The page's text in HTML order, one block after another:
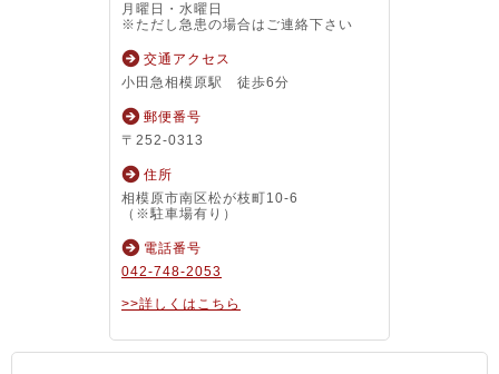
月曜日・水曜日
※ただし急患の場合はご連絡下さい
交通アクセス
小田急相模原駅 徒歩6分
郵便番号
〒252-0313
住所
相模原市南区松が枝町10-6
（※駐車場有り）
電話番号
042-748-2053
>>詳しくはこちら